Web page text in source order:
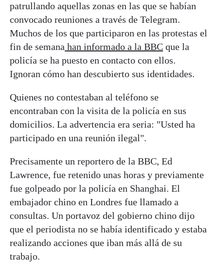
patrullando aquellas zonas en las que se habían
convocado reuniones a través de Telegram.
Muchos de los que participaron en las protestas el
fin de semana han informado a la BBC que la
policía se ha puesto en contacto con ellos.
Ignoran cómo han descubierto sus identidades.
Quienes no contestaban al teléfono se
encontraban con la visita de la policía en sus
domicilios. La advertencia era seria: "Usted ha
participado en una reunión ilegal".
Precisamente un reportero de la BBC, Ed
Lawrence, fue retenido unas horas y previamente
fue golpeado por la policía en Shanghai. El
embajador chino en Londres fue llamado a
consultas. Un portavoz del gobierno chino dijo
que el periodista no se había identificado y estaba
realizando acciones que iban más allá de su
trabajo.